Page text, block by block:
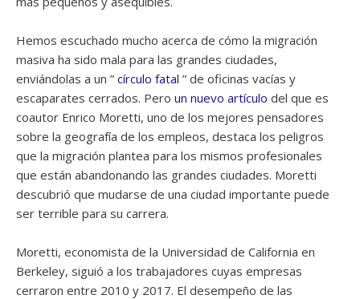
Hemos escuchado mucho acerca de cómo la migración
masiva ha sido mala para las grandes ciudades,
enviándolas a un ” círculo fatal ” de oficinas vacías y
escaparates cerrados. Pero un nuevo artículo del que es
coautor Enrico Moretti, uno de los mejores pensadores
sobre la geografía de los empleos, destaca los peligros
que la migración plantea para los mismos profesionales
que están abandonando las grandes ciudades. Moretti
descubrió que mudarse de una ciudad importante puede
ser terrible para su carrera.
Moretti, economista de la Universidad de California en
Berkeley, siguió a los trabajadores cuyas empresas
cerraron entre 2010 y 2017. El desempeño de las